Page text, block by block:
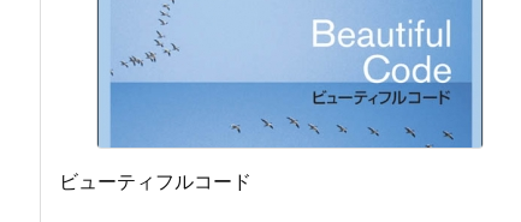
ビューティフルコード